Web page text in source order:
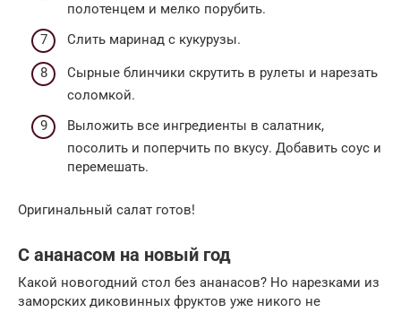
полотенцем и мелко порубить.
Слить маринад с кукурузы.
Сырные блинчики скрутить в рулеты и нарезать
соломкой.
Выложить все ингредиенты в салатник,
посолить и поперчить по вкусу. Добавить соус и
перемешать.
Оригинальный салат готов!
С ананасом на новый год
Какой новогодний стол без ананасов? Но нарезками из
заморских диковинных фруктов уже никого не